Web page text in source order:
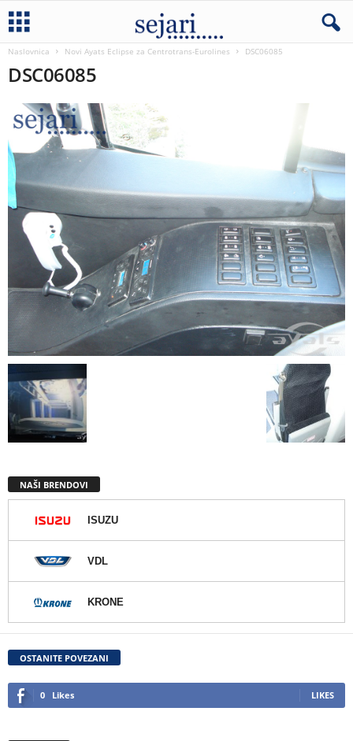
Naslovnica Novi Ayats Eclipse za Centrotrans-Eurolines DSC06085
DSC06085
NAŠI BRENDOVI
ISUZU
VDL
KRONE
OSTANITE POVEZANI
0 Likes LIKES